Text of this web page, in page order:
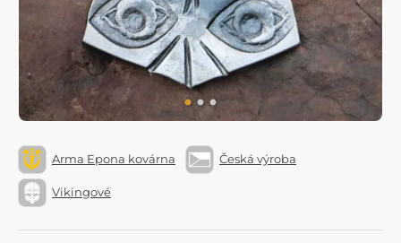
Arma Epona kovárna Česká výroba
Vikingové